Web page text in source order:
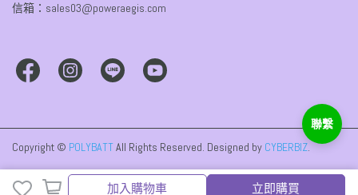
加入購物車
加入購物車 立即購買
信箱：sales03@poweraegis.com
Copyright © POLYBATTAll Rights Reserved. Designed by CYBERBIZ.